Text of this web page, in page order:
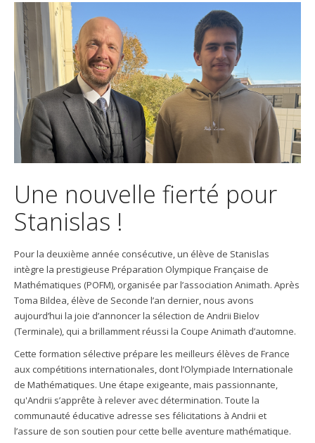
Une nouvelle fierté pour
Stanislas !
Pour la deuxième année consécutive, un élève de Stanislas
intègre la prestigieuse Préparation Olympique Française de
Mathématiques (POFM), organisée par l’association Animath. Après
Toma Bildea, élève de Seconde l’an dernier, nous avons
aujourd’hui la joie d’annoncer la sélection de Andrii Bielov
(Terminale), qui a brillamment réussi la Coupe Animath d’automne.
Cette formation sélective prépare les meilleurs élèves de France
aux compétitions internationales, dont l’Olympiade Internationale
de Mathématiques. Une étape exigeante, mais passionnante,
qu'Andrii s’apprête à relever avec détermination. Toute la
communauté éducative adresse ses félicitations à Andrii et
l’assure de son soutien pour cette belle aventure mathématique.